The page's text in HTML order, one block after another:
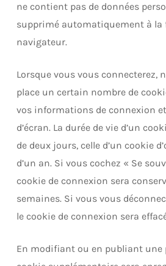
ne contient pas de données
supprimé automatiquement à la
navigateur.
Lorsque vous vous connecterez,
place un certain nombre de
vos informations de connexion
d’écran. La durée de vie d’un
de deux jours, celle d’un cookie
d’un an. Si vous cochez « Se
cookie de connexion sera
semaines. Si vous vous
le cookie de connexion sera
En modifiant ou en publiant une